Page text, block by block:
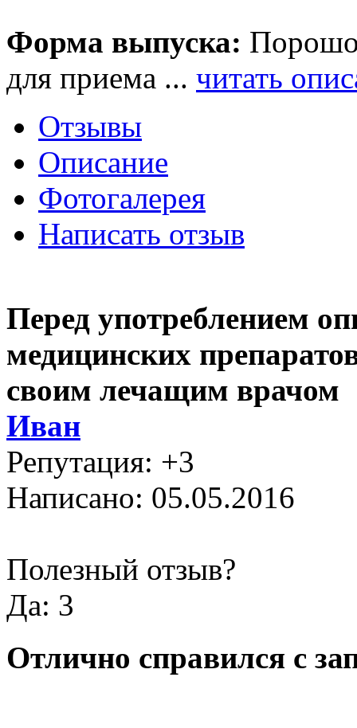
Форма выпуска:
для приема ... читать
Отзывы
Описание
Фотогалерея
Написать отзыв
Перед употреблением
медицинских
своим лечащим врачом
Иван
Репутация: +3
Написано: 05.05.2016
Полезный отзыв?
Да: 3
Отлично справился с